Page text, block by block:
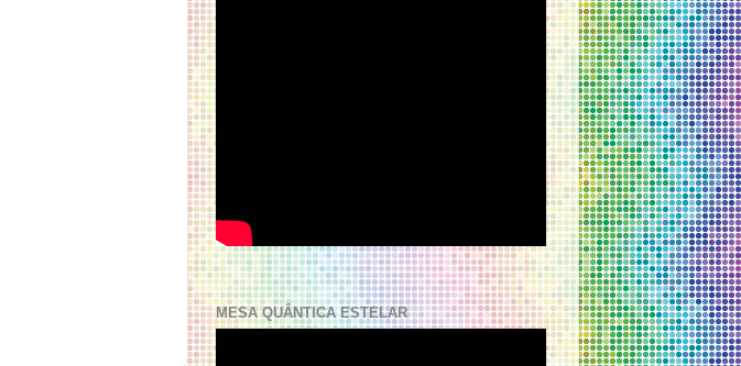
MESA QUÂNTICA ESTELAR